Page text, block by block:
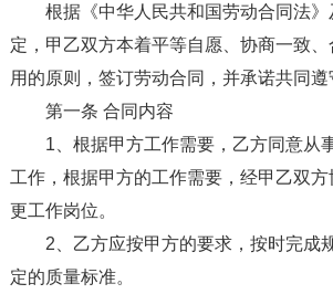
根据《中华人民共和国劳动合同法
定，甲乙双方本着平等自愿、协商一致
用的原则，签订劳动合同，并承诺共同遵
第一条 合同内容
1、根据甲方工作需要，乙方同意从
工作，根据甲方的工作需要，经甲乙双
更工作岗位。
2、乙方应按甲方的要求，按时完成
定的质量标准。